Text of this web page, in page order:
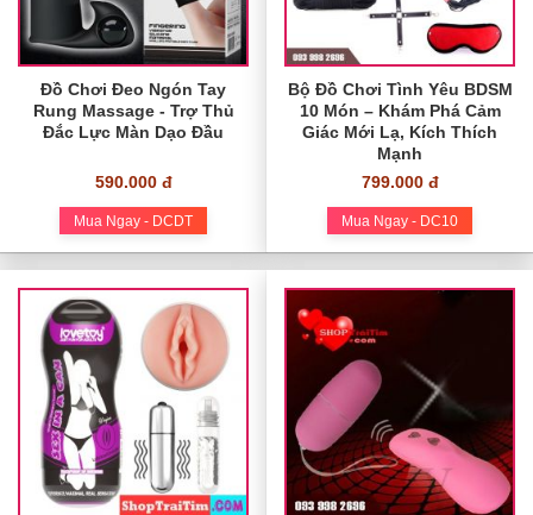
Đồ Chơi Đeo Ngón Tay
Rung Massage - Trợ Thủ
Đắc Lực Màn Dạo Đầu
590.000 đ
Mua Ngay - DCDT
Bộ Đồ Chơi Tình Yêu BDSM
10 Món – Khám Phá Cảm
Giác Mới Lạ, Kích Thích
Mạnh
799.000 đ
Mua Ngay - DC10